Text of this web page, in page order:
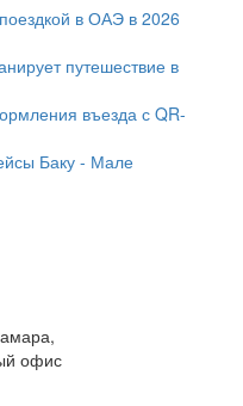
в ОАЭ в 2026
путешествие в
въезда с QR-
Баку - Мале
офис